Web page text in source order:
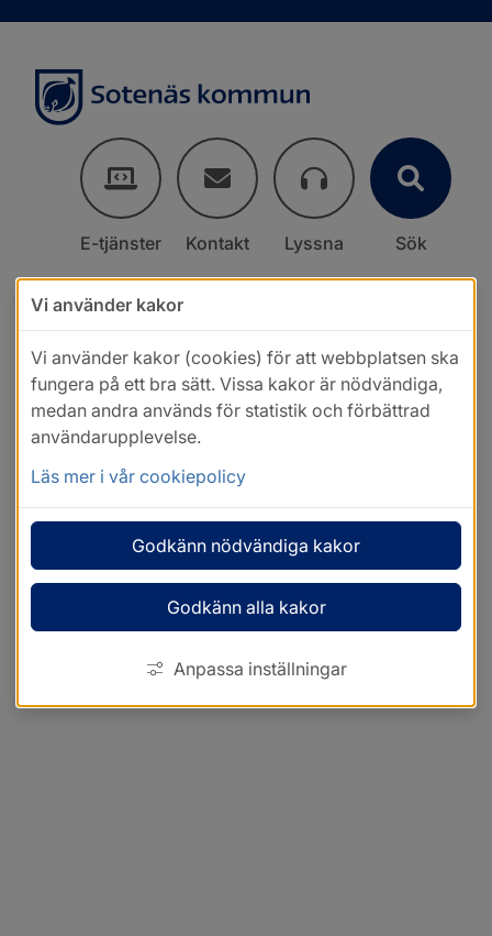
E-tjänster Kontakt Lyssna Sök
Vi använder kakor
Vi använder kakor (cookies) för att webbplatsen ska
fungera på ett bra sätt. Vissa kakor är nödvändiga,
medan andra används för statistik och förbättrad
användarupplevelse.
Läs mer i vår cookiepolicy
Godkänn nödvändiga kakor
Godkänn alla kakor
Anpassa inställningar